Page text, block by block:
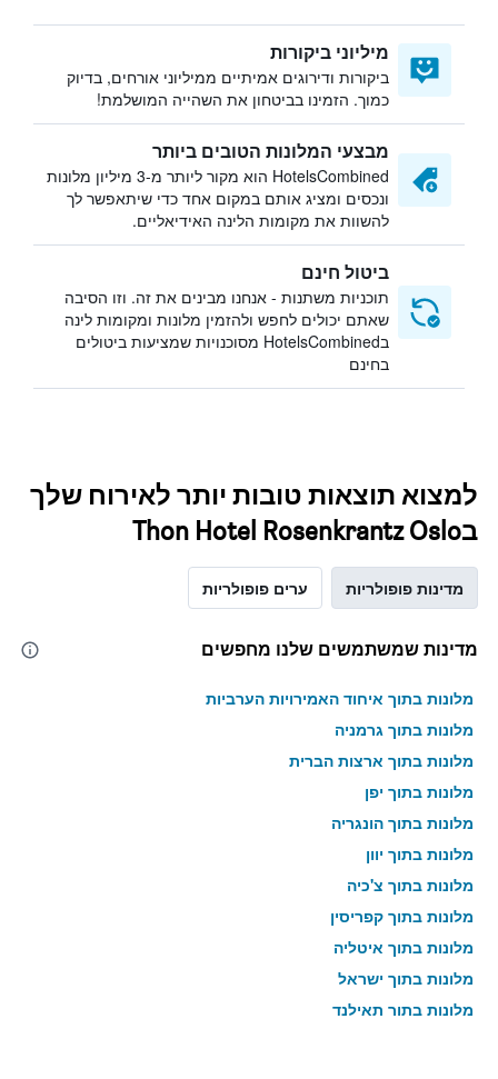
מיליוני ביקורות
ביקורות ודירוגים אמיתיים ממיליוני אורחים, בדיוק
כמוך. הזמינו בביטחון את השהייה המושלמת!
מבצעי המלונות הטובים ביותר
HotelsCombined הוא מקור ליותר מ-3 מיליון מלונות
ונכסים ומציג אותם במקום אחד כדי שיתאפשר לך
להשוות את מקומות הלינה האידיאליים.
ביטול חינם
תוכניות משתנות - אנחנו מבינים את זה. וזו הסיבה
שאתם יכולים לחפש ולהזמין מלונות ומקומות לינה
בHotelsCombined מסוכנויות שמציעות ביטולים
בחינם
למצוא תוצאות טובות יותר לאירוח שלך
בThon Hotel Rosenkrantz Oslo
מדינות פופולריות ערים פופולריות
מדינות שמשתמשים שלנו מחפשים
מלונות בתוך איחוד האמירויות הערביות
מלונות בתוך גרמניה
מלונות בתוך ארצות הברית
מלונות בתוך יפן
מלונות בתוך הונגריה
מלונות בתוך יוון
מלונות בתוך צ'כיה
מלונות בתוך קפריסין
מלונות בתוך איטליה
מלונות בתוך ישראל
מלונות בתוך תאילנד